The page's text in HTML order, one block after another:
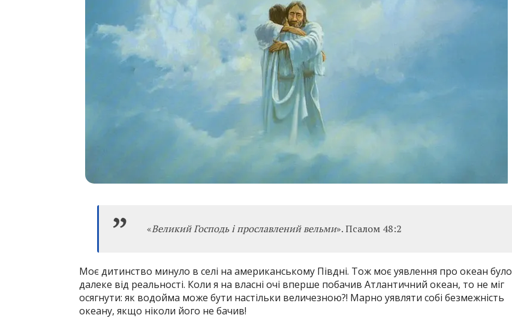
«Великий Господь і прославлений вельми». Псалом 48:2
Моє дитинство минуло в селі на американському Півдні. Тож моє уявлення про океан було
далеке від реальності. Коли я на власні очі вперше побачив Атлантичний океан, то не міг
осягнути: як водойма може бути настільки величезною?! Марно уявляти собі безмежність
океану, якщо ніколи його не бачив!